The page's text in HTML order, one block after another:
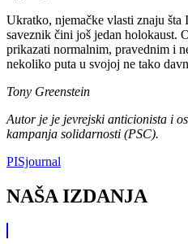
Ukratko, njemačke vlasti znaju
saveznik čini još jedan holokaust.
prikazati normalnim, pravednim i
nekoliko puta u svojoj ne tako
Tony Greenstein
Autor je je jevrejski anticionista i
kampanja solidarnosti (PSC).
PISjournal
NAŠA IZDANJA